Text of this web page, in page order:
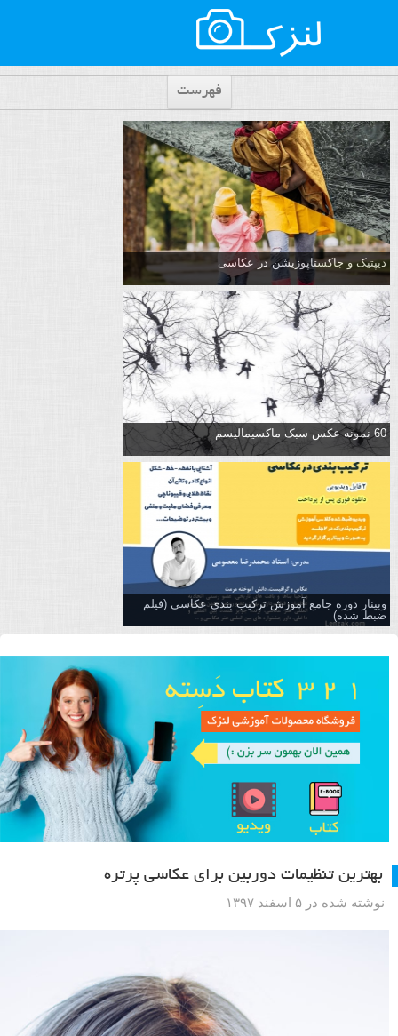
فهرست
دیپتیک و جاکستا‌پوزیشن در عکاسی
60 نمونه عکس سبک ماکسیمالیسم
وبینار دوره جامع آموزش تركيب بندي عكاسي (فیلم
ضبط شده)
بهترین تنظیمات دوربین برای عکاسی پرتره
نوشته شده در ۵ اسفند ۱۳۹۷